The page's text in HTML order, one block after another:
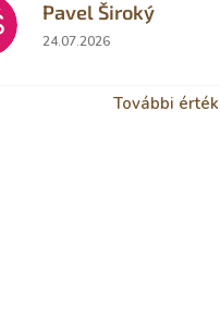
Pavel Široký
Az áruház értékelése 5-
24.07.2026
További